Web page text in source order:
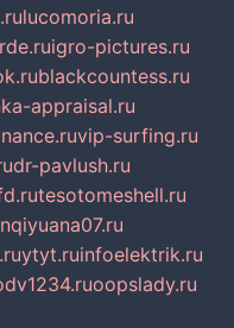
lucomoria.ru
igro-pictures.ru
blackcountess.ru
appraisal.ru
vip-surfing.ru
dr-pavlush.ru
tesotomeshell.ru
ytyt.ruinfoelektrik.ru
oopslady.ru